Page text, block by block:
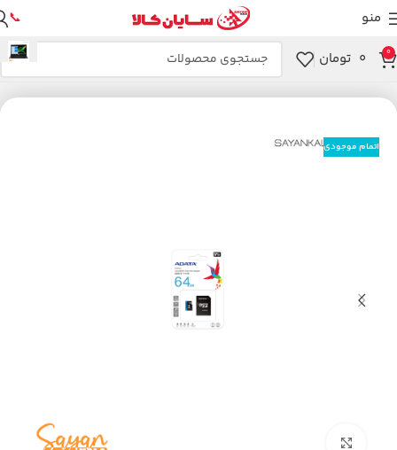
منو 📞
0 ۰ تومان
خانه ذخیره سازها کارت حافظه
اتمام موجودی